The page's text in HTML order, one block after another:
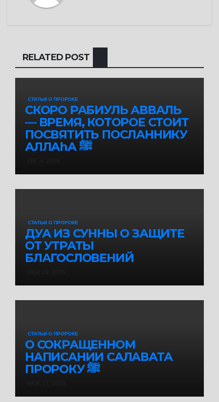
RELATED POST
СТАТЬИ О ПРОРОКЕ
СКОРО РАБИУЛЬ АВВАЛЬ
— ВРЕМЯ, КОТОРОЕ СТОИТ
ПОСВЯТИТЬ ПОСЛАННИКУ
АЛЛАhА ﷺ
СТАТЬИ О ПРОРОКЕ
ДУА ИЗ СУННЫ О ЗАЩИТЕ
ОТ УТРАТЫ
БЛАГОСЛОВЕНИЙ
СТАТЬИ О ПРОРОКЕ
О СОКРАЩЕННОМ
НАПИСАНИИ САЛАВАТА
ПРОРОКУ ﷺ